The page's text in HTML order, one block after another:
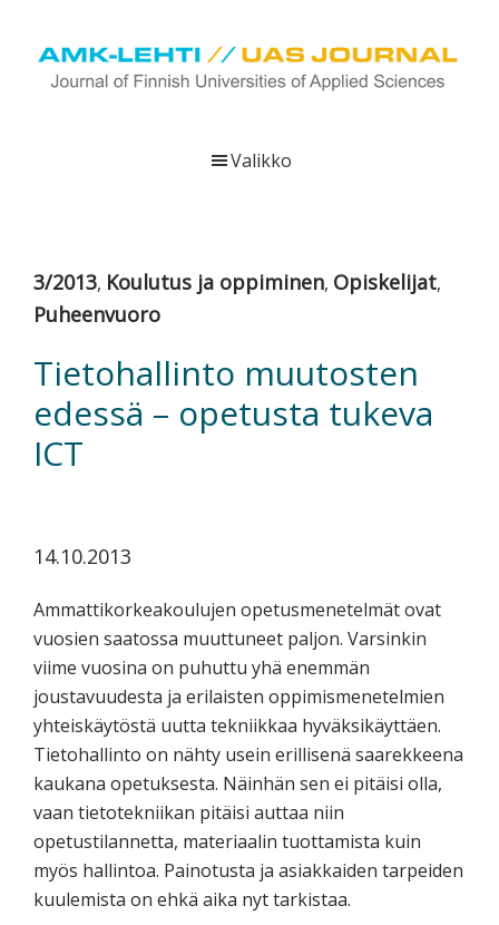
Hyppää
pääsisältöön
Hyppää
ensisijaiseen
Hyppää
alatunnisteeseen
viestittää
ammattikorkeakoulujen
kehittämis-
ja
innovaatiotoiminnasta
sekä
tutkimuksesta
kiinnostuneille.
Valikko
3/2013, Koulutus ja oppiminen, Opiskelijat,
Puheenvuoro
Tietohallinto muutosten
edessä – opetusta tukeva
ICT
14.10.2013
Ammattikorkeakoulujen opetusmenetelmät ovat
vuosien saatossa muuttuneet paljon. Varsinkin
viime vuosina on puhuttu yhä enemmän
joustavuudesta ja erilaisten oppimismenetelmien
yhteiskäytöstä uutta tekniikkaa hyväksikäyttäen.
Tietohallinto on nähty usein erillisenä saarekkeena
kaukana opetuksesta. Näinhän sen ei pitäisi olla,
vaan tietotekniikan pitäisi auttaa niin
opetustilannetta, materiaalin tuottamista kuin
myös hallintoa. Painotusta ja asiakkaiden tarpeiden
kuulemista on ehkä aika nyt tarkistaa.